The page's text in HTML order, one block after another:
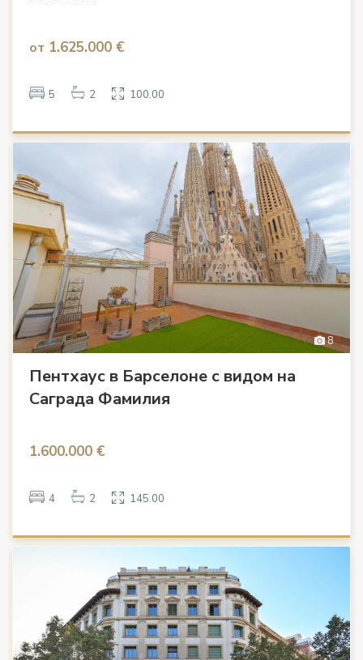
от 1.625.000 €
5 2 100.00
8
Пентхаус в Барселоне с видом на
Саграда Фамилия
1.600.000 €
4 2 145.00